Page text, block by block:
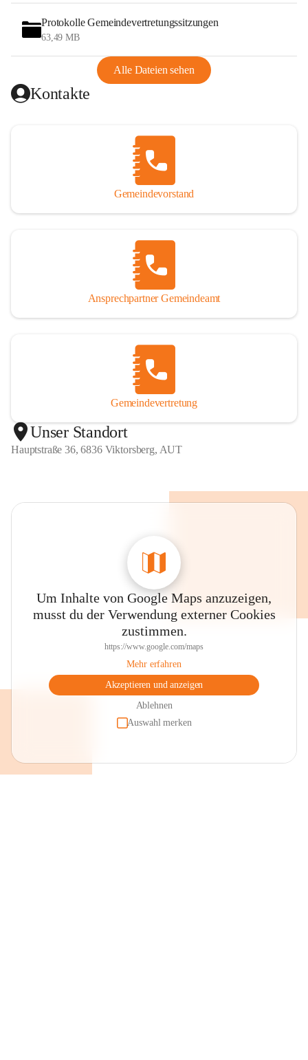
Protokolle Gemeindevertretungssitzungen
63,49 MB
Alle Dateien sehen
Kontakte
Gemeindevorstand
Ansprechpartner Gemeindeamt
Gemeindevertretung
Unser Standort
Hauptstraße 36, 6836 Viktorsberg, AUT
Um Inhalte von Google Maps anzuzeigen,
musst du der Verwendung externer Cookies
zustimmen.
https://www.google.com/maps
Mehr erfahren
Akzeptieren und anzeigen
Ablehnen
Auswahl merken